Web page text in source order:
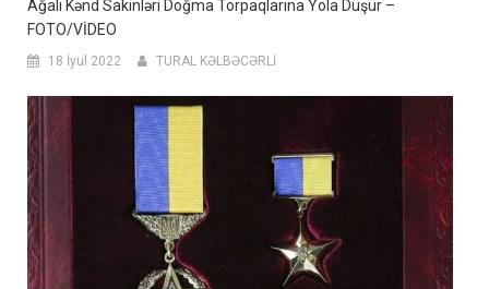
Ağalı Kənd Sakinləri Doğma Torpaqlarına Yola Düşür –
FOTO/VİDEO
18 İyul 2022 TURAL KƏLBƏCƏRLİ